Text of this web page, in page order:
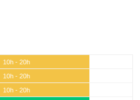
10h - 20h
10h - 20h
10h - 20h